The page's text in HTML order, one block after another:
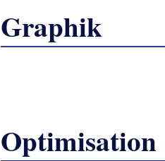
Graphik
Optimisation